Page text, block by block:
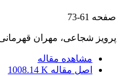
صفحه 61-73
پرویز شجاعی، مهران
مشاهده مقاله
اصل مقاله 1008.14 K